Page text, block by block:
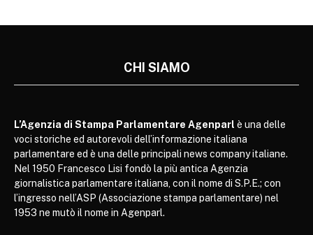
CHI SIAMO
L’Agenzia di Stampa Parlamentare Agenparl è una delle
voci storiche ed autorevoli dell’informazione italiana
parlamentare ed è una delle principali news company italiane.
Nel 1950 Francesco Lisi fondò la più antica Agenzia
giornalistica parlamentare italiana, con il nome di S.P.E.; con
l’ingresso nell’ASP (Associazione stampa parlamentare) nel
1953 ne mutò il nome in Agenparl.